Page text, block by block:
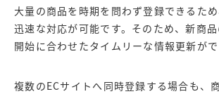
大量の商品を時期を問わず登録できるた
迅速な対応が可能です。そのため、新商
開始に合わせたタイムリーな情報更新がで
複数のECサイトへ同時登録する場合も、